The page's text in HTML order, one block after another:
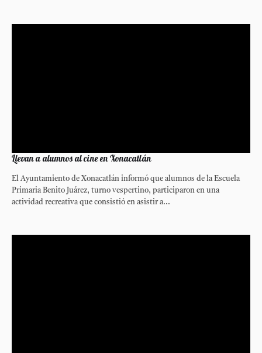
Llevan a alumnos al cine en Xonacatlán
El Ayuntamiento de Xonacatlán informó que alumnos de la Escuela
Primaria Benito Juárez, turno vespertino, participaron en una
actividad recreativa que consistió en asistir a...